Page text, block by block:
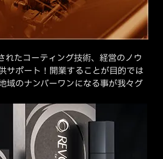
れたコーティング技術、経営のノウ
サポート！開業することが目的では
域のナンバーワンになる事が我々グ